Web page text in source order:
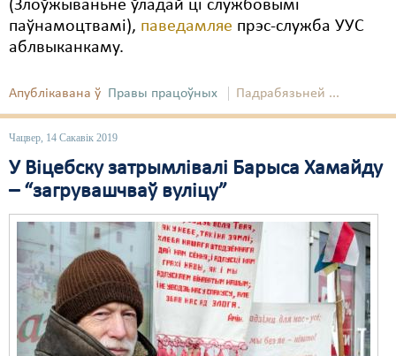
(Злоўжываньне ўладай ці службовымі
паўнамоцтвамі), паведамляе прэс-служба УУС
аблвыканкаму.
Апублікавана ў Правы працоўных Падрабязьней ...
Чацвер, 14 Сакавік 2019
У Віцебску затрымлівалі Барыса Хамайду
– “загрувашчваў вуліцу”